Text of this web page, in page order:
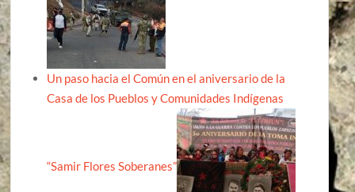
Un paso hacia el Común en el aniversario de la
Casa de los Pueblos y Comunidades Indígenas
“Samir Flores Soberanes”